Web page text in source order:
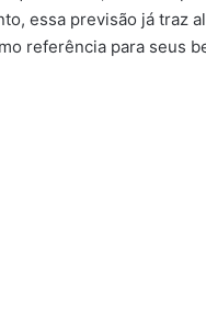
essa previsão já traz
referência para seus